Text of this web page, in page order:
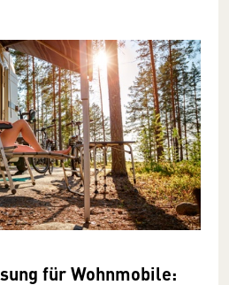
für Wohnmobile: